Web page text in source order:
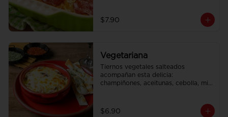
$7.90
Vegetariana
Tiernos vegetales salteados
acompañan esta delicia:
champiñones, aceitunas, cebolla, mix
$6.90